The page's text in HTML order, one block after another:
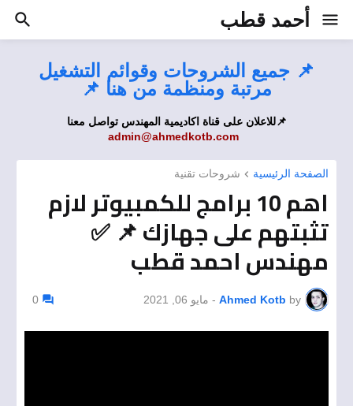
أحمد قطب
📌 جميع الشروحات وقوائم التشغيل
مرتبة ومنظمة من هنا 📌
📌للاعلان على قناة اكاديمية المهندس تواصل معنا
admin@ahmedkotb.com
الصفحة الرئيسية شروحات تقنية
اهم 10 برامج للكمبيوتر لازم
تثبتهم على جهازك 📌 ✅
مهندس احمد قطب
by
Ahmed Kotb
- مايو 06, 2021 0